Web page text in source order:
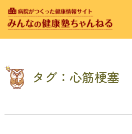
タグ：心筋梗塞